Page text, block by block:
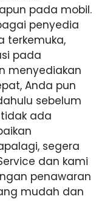
pada mobil.
penyedia
terkemuka,
pada
menyediakan
Anda pun
sebelum
ada
segera
dan kami
penawaran
mudah dan